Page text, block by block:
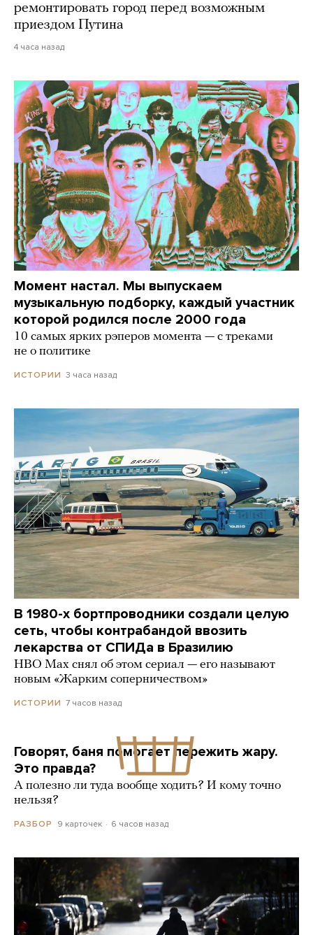
ремонтировать город перед возможным
приездом Путина
4 часа назад
Момент настал. Мы выпускаем
музыкальную подборку, каждый участник
которой родился после 2000 года
10 самых ярких рэперов момента — с треками
не о политике
ИСТОРИИ 3 часа назад
В 1980-х бортпроводники создали целую
сеть, чтобы контрабандой ввозить
лекарства от СПИДа в Бразилию
HBO Max снял об этом сериал — его называют
новым «Жарким соперничеством»
ИСТОРИИ 7 часов назад
Говорят, баня помогает пережить жару.
Это правда?
А полезно ли туда вообще ходить? И кому точно
нельзя?
РАЗБОР 9 карточек 6 часов назад